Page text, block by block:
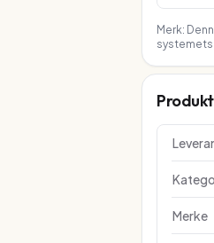
Merk:
systemets
Merke